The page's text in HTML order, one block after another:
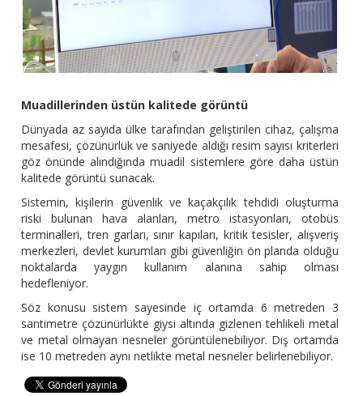
Muadillerinden üstün kalitede görüntü
Dünyada az sayıda ülke tarafından geliştirilen cihaz, çalışma
mesafesi, çözünürlük ve saniyede aldığı resim sayısı kriterleri
göz önünde alındığında muadil sistemlere göre daha üstün
kalitede görüntü sunacak.
Sistemin, kişilerin güvenlik ve kaçakçılık tehdidi oluşturma
riski bulunan hava alanları, metro istasyonları, otobüs
terminalleri, tren garları, sınır kapıları, kritik tesisler, alışveriş
merkezleri, devlet kurumları gibi güvenliğin ön planda olduğu
noktalarda yaygın kullanım alanına sahip olması
hedefleniyor.
Söz konusu sistem sayesinde iç ortamda 6 metreden 3
santimetre çözünürlükte giysi altında gizlenen tehlikeli metal
ve metal olmayan nesneler görüntülenebiliyor. Dış ortamda
ise 10 metreden aynı netlikte metal nesneler belirlenebiliyor.